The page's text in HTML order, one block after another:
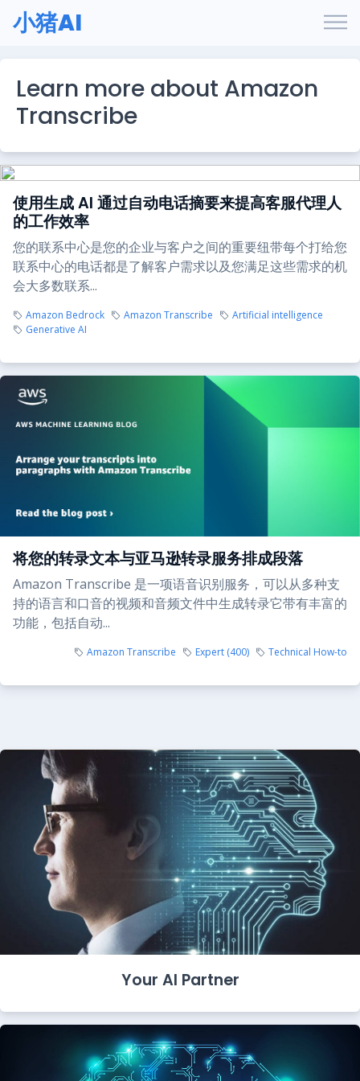
小猪AI
Learn more about Amazon
Transcribe
使用生成 AI 通过自动电话摘要来提高客服代理人
的工作效率
您的联系中心是您的企业与客户之间的重要纽带每个打给您
联系中心的电话都是了解客户需求以及您满足这些需求的机
会大多数联系...
Amazon Bedrock Amazon Transcribe
Artificial intelligence
Generative AI
将您的转录文本与亚马逊转录服务排成段落
Amazon Transcribe 是一项语音识别服务，可以从多种支
持的语言和口音的视频和音频文件中生成转录它带有丰富的
功能，包括自动...
Amazon Transcribe Expert (400) Technical How-to
Your AI Partner